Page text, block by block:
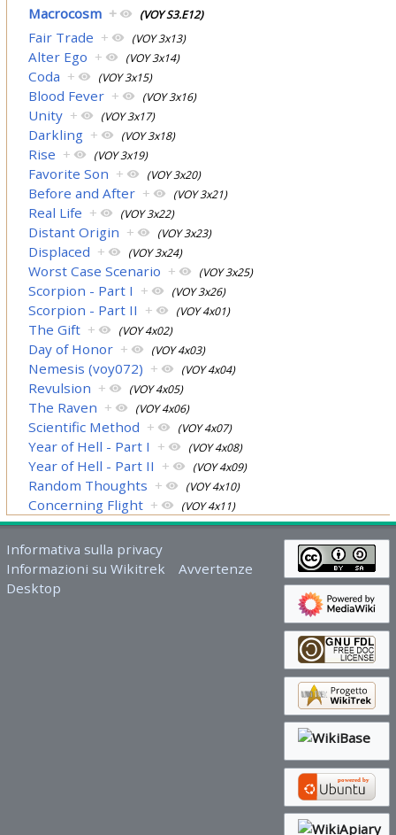
Macrocosm + (VOY S3.E12)
Fair Trade + (VOY 3x13)
Alter Ego + (VOY 3x14)
Coda + (VOY 3x15)
Blood Fever + (VOY 3x16)
Unity + (VOY 3x17)
Darkling + (VOY 3x18)
Rise + (VOY 3x19)
Favorite Son + (VOY 3x20)
Before and After + (VOY 3x21)
Real Life + (VOY 3x22)
Distant Origin + (VOY 3x23)
Displaced + (VOY 3x24)
Worst Case Scenario + (VOY 3x25)
Scorpion - Part I + (VOY 3x26)
Scorpion - Part II + (VOY 4x01)
The Gift + (VOY 4x02)
Day of Honor + (VOY 4x03)
Nemesis (voy072) + (VOY 4x04)
Revulsion + (VOY 4x05)
The Raven + (VOY 4x06)
Scientific Method + (VOY 4x07)
Year of Hell - Part I + (VOY 4x08)
Year of Hell - Part II + (VOY 4x09)
Random Thoughts + (VOY 4x10)
Concerning Flight + (VOY 4x11)
Informativa sulla privacy
Informazioni su Wikitrek
Avvertenze
Desktop